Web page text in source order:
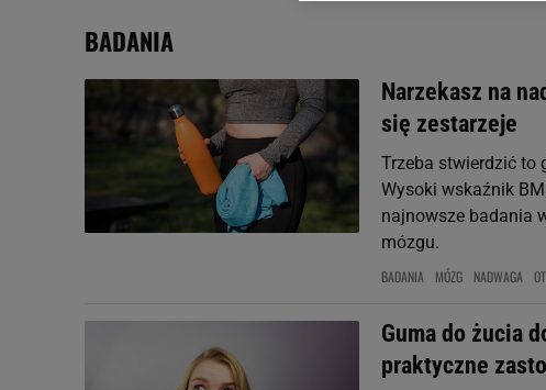
BADANIA
Narzekasz na
się zestarzeje
Trzeba stwierdzić to
Wysoki wskaźnik
najnowsze badania
mózgu.
BADANIA MÓZG NADWAGA
Guma do żucia
praktyczne
dotyczące plików cookie,
odnośnik „Ustawienia
My, nasi Zaufani Partnerzy i
Użycie dokładnych danych
Przechowywanie informacji na
badnie odbiorców i ulepszanie